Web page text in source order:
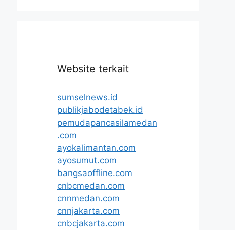
Website terkait
sumselnews.id
publikjabodetabek.id
pemudapancasilamedan
.com
ayokalimantan.com
ayosumut.com
bangsaoffline.com
cnbcmedan.com
cnnmedan.com
cnnjakarta.com
cnbcjakarta.com